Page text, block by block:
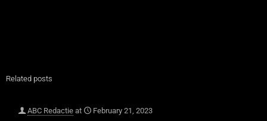
Related posts
ABC Redactie at
February 21, 2023